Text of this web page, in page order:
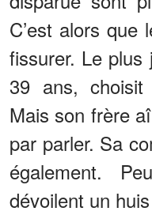
C’est alors que
fissurer. Le plus
39 ans,
Mais son frère
par parler. Sa
également.
dévoilent un